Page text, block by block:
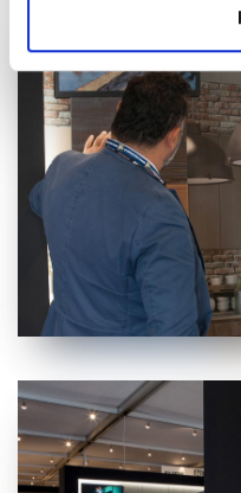
informazioni sul modo in
nostri partner che si
pubblicità e social
con altre informazioni
raccolto dal tuo utilizzo
Cliccando sul tasto “
all’utilizzo di tutti i
selezionati
” acconsenti
selezionati nei riquadri
i dettagli
” puoi vedere
cookie e le terze parti
presente sito. Puoi
cookie tramite la
Cookie", accettando o
tipologie di Cookie attive